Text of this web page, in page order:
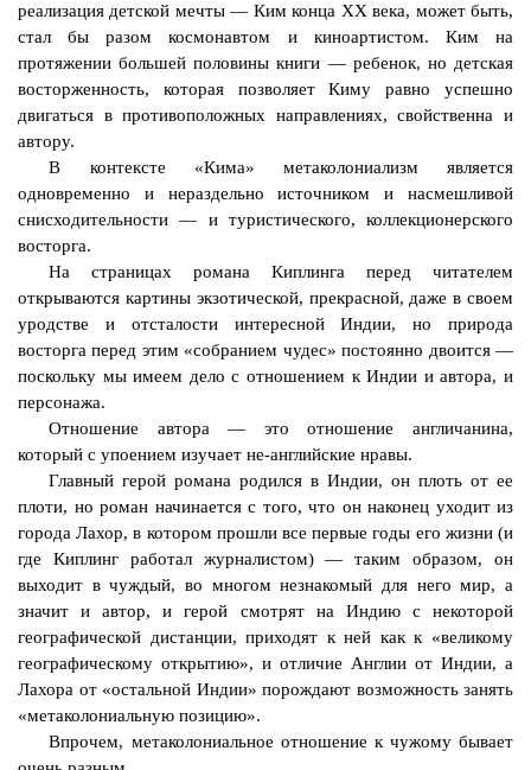
реализация детской мечты — Ким конца ХХ века, может быть,
стал бы разом космонавтом и киноартистом. Ким на
протяжении большей половины книги — ребенок, но детская
восторженность, которая позволяет Киму равно успешно
двигаться в противоположных направлениях, свойственна и
автору.
В контексте «Кима» метаколониализм является
одновременно и нераздельно источником и насмешливой
снисходительности — и туристического, коллекционерского
восторга.
На страницах романа Киплинга перед читателем
открываются картины экзотической, прекрасной, даже в своем
уродстве и отсталости интересной Индии, но природа
восторга перед этим «собранием чудес» постоянно двоится —
поскольку мы имеем дело с отношением к Индии и автора, и
персонажа.
Отношение автора — это отношение англичанина,
который с упоением изучает не-английские нравы.
Главный герой романа родился в Индии, он плоть от ее
плоти, но роман начинается с того, что он наконец уходит из
городаЛахор, в котором прошли все первые годы его жизни (и
где Киплинг работал журналистом) — таким образом, он
выходит в чуждый, во многом незнакомый для него мир, а
значит и автор, и герой смотрят на Индию с некоторой
географической дистанции, приходят к ней как к «великому
географическому открытию», и отличие Англии от Индии, а
Лахора от «остальной Индии» порождают возможность занять
«метаколониальную позицию».
Впрочем, метаколониальное отношение к чужому бывает